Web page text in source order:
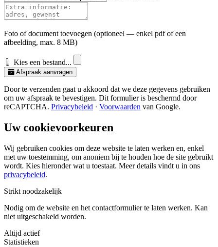
Foto of document toevoegen (optioneel — enkel pdf of een
afbeelding, max. 8 MB)
Kies een bestand...
Afspraak aanvragen
Door te verzenden gaat u akkoord dat we deze gegevens gebruiken
om uw afspraak te bevestigen. Dit formulier is beschermd door
reCAPTCHA. Privacybeleid · Voorwaarden van Google.
Uw cookievoorkeuren
Wij gebruiken cookies om deze website te laten werken en, enkel
met uw toestemming, om anoniem bij te houden hoe de site gebruikt
wordt. Kies hieronder wat u toestaat. Meer details vindt u in ons
privacybeleid.
Strikt noodzakelijk
Nodig om de website en het contactformulier te laten werken. Kan
niet uitgeschakeld worden.
Altijd actief
Statistieken